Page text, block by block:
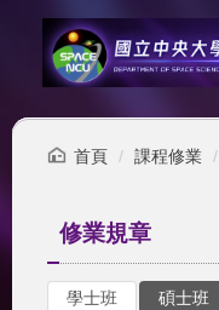
內
首頁 課程修業
修業規章
學士班 碩士班